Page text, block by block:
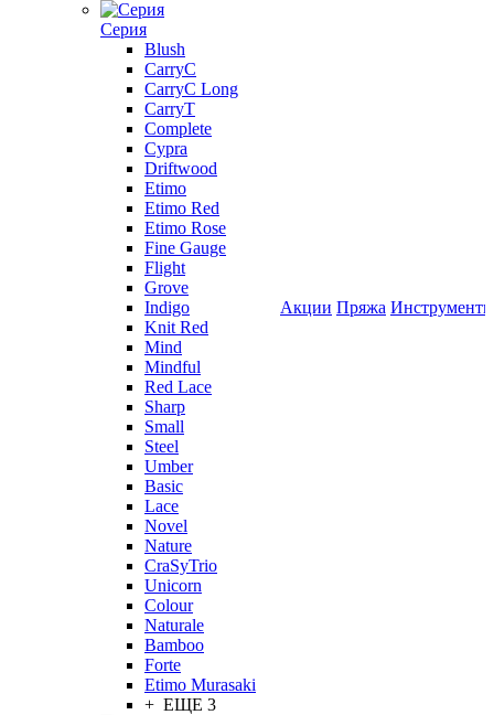
Серия
Blush
CarryC
CarryC Long
CarryT
Complete
Cypra
Driftwood
Etimo
Etimo Red
Etimo Rose
Fine Gauge
Flight
Grove
Indigo
Knit Red
Mind
Mindful
Red Lace
Sharp
Small
Steel
Umber
Basic
Lace
Novel
Nature
CraSyTrio
Unicorn
Colour
Naturale
Bamboo
Forte
Etimo Murasaki
+ ЕЩЕ 3
Акции Пряжа Инструменты